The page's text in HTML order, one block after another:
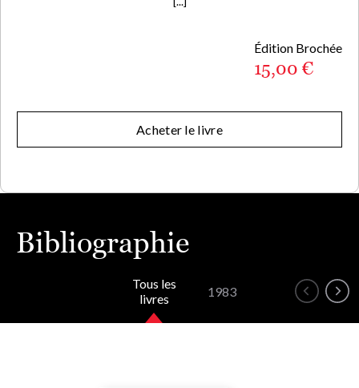
Édition Brochée
15,00 €
Acheter le livre
Bibliographie
Tous les
livres
1983